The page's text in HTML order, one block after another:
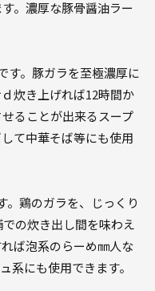
。濃厚な豚骨醤油ラー
す。豚ガラを至極濃厚に
炊き上げれば12時間か
ることが出来るスープ
て中華そば等にも使用
。鶏のガラを、じっくり
の炊き出し間を味わえ
ば泡系のらーめ㎜人な
系にも使用できます。